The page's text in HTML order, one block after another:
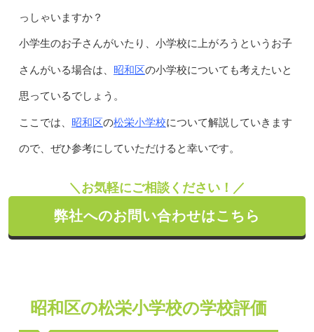
っしゃいますか？
小学生のお子さんがいたり、小学校に上がろうというお子
さんがいる場合は、 昭和区の小学校についても考えたいと
思っているでしょう。
ここでは、 昭和区の松栄小学校について解説していきます
ので、ぜひ参考にしていただけると幸いです。
＼お気軽にご相談ください！／
弊社へのお問い合わせはこちら
昭和区の松栄小学校の学校評価